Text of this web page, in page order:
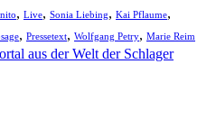
, Live, Sonia Liebing, Kai Pflaume,
, Pressetext, Wolfgang Petry, Marie Reim